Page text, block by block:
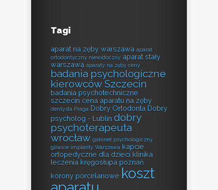
Tagi
aparat na zęby warszawa aparat
ortodontyczny niewidoczny aparat stały
warszawa aparaty na zęby ceny
badania psychologiczne
kierowców Szczecin
badania psychotechniczne
szczecin cena aparatu na zęby
dentysta Praga Dobry Ortodonta Dobry
psycholog - Lublin dobry
psychoterapeuta
wrocław gabinet psychologiczny
gliwice implanty Warszawa kapcie
ortopedyczne dla dzieci klinika
leczenia kręgosłupa poznań
korony porcelanowe koszt